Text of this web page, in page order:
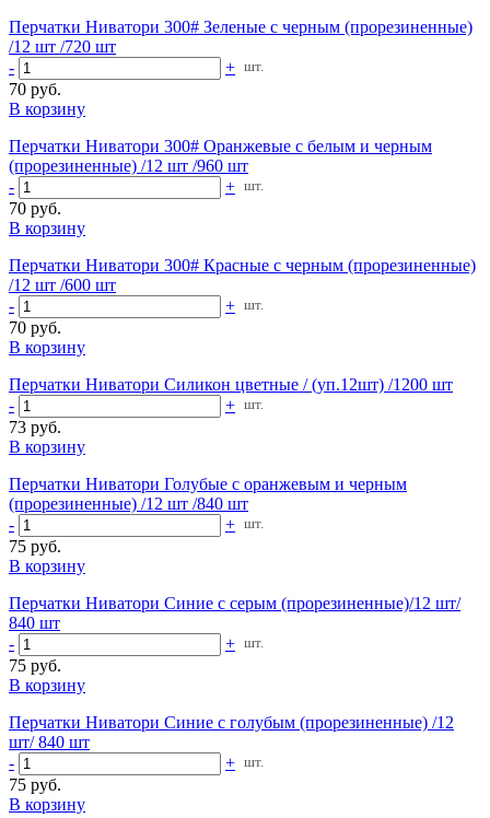
Перчатки Ниватори 300# Зеленые с черным (прорезиненные)
/12 шт /720 шт
-
+ шт.
70 руб.
В корзину
Перчатки Ниватори 300# Оранжевые с белым и черным
(прорезиненные) /12 шт /960 шт
-
+ шт.
70 руб.
В корзину
Перчатки Ниватори 300# Красные с черным (прорезиненные)
/12 шт /600 шт
-
+ шт.
70 руб.
В корзину
Перчатки Ниватори Силикон цветные / (уп.12шт) /1200 шт
-
+ шт.
73 руб.
В корзину
Перчатки Ниватори Голубые с оранжевым и черным
(прорезиненные) /12 шт /840 шт
-
+ шт.
75 руб.
В корзину
Перчатки Ниватори Синие с серым (прорезиненные)/12 шт/
840 шт
-
+ шт.
75 руб.
В корзину
Перчатки Ниватори Синие с голубым (прорезиненные) /12
шт/ 840 шт
-
+ шт.
75 руб.
В корзину